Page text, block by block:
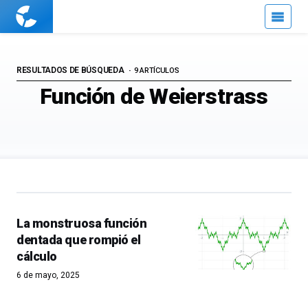
Cuaderno
Función de Weierstrass
RESULTADOS DE BÚSQUEDA 9 ARTÍCULOS
La monstruosa función
dentada que rompió el
cálculo
6 de mayo, 2025